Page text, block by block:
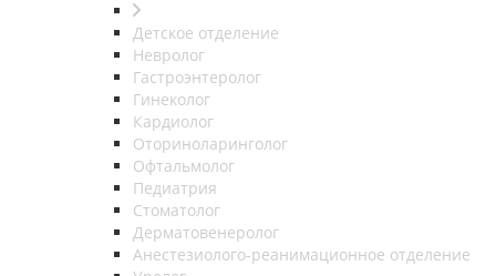
Детское отделение
Невролог
Гастроэнтеролог
Гинеколог
Кардиолог
Оториноларинголог
Офтальмолог
Педиатрия
Стоматолог
Дерматовенеролог
Анестезиолого-реанимационное отделение